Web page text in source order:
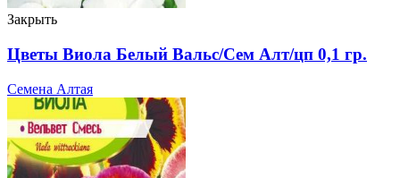
Закрыть
Цветы Виола Белый Вальс/Сем Алт/цп 0,1 гр.
Семена Алтая